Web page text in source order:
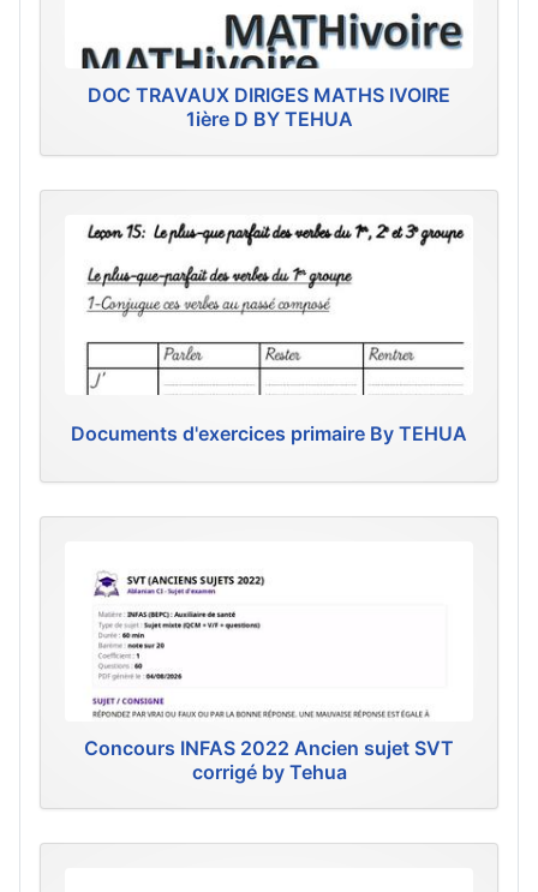
DOC TRAVAUX DIRIGES MATHS IVOIRE
1ière D BY TEHUA
Documents d'exercices primaire By TEHUA
Concours INFAS 2022 Ancien sujet SVT
corrigé by Tehua